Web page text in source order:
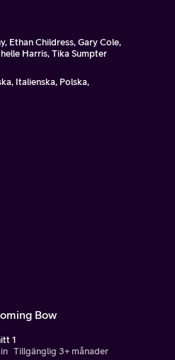
Ethan Childress, Gary Cole,
Harris, Tika Sumpter
Italienska, Polska,
Bow
1
Tillgänglig 3+ månader